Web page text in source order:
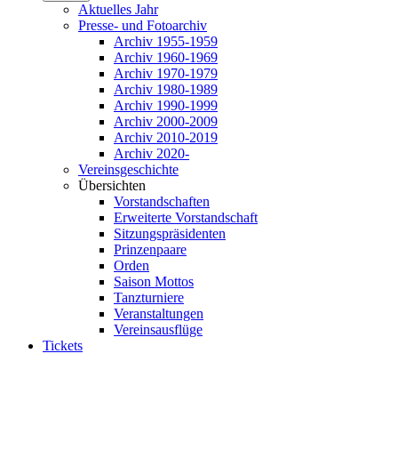
Aktuelles Jahr
Presse- und Fotoarchiv
Archiv 1955-1959
Archiv 1960-1969
Archiv 1970-1979
Archiv 1980-1989
Archiv 1990-1999
Archiv 2000-2009
Archiv 2010-2019
Archiv 2020-
Vereinsgeschichte
Übersichten
Vorstandschaften
Erweiterte Vorstandschaft
Sitzungspräsidenten
Prinzenpaare
Orden
Saison Mottos
Tanzturniere
Veranstaltungen
Vereinsausflüge
Tickets